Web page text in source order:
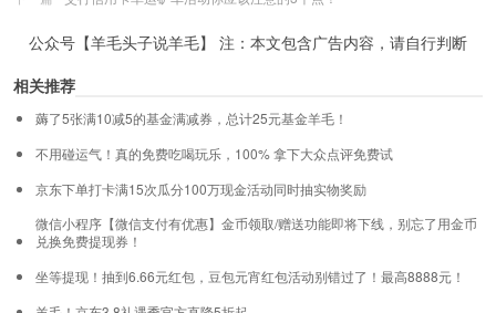
公众号【羊毛头子说羊毛】 注：本文包含广告内容，请自行判断
相关推荐
薅了5张满10减5的基金满减券，总计25元基金羊毛！
不用碰运气！真的免费吃喝玩乐，100% 拿下大众点评免费试
京东下单打卡满15次瓜分100万现金活动同时抽实物奖励
微信小程序【微信支付有优惠】金币领取/赠送功能即将下线，别忘了用金币
兑换免费提现券！
坐等提现！抽到6.66元红包，豆包元宵红包活动别错过了！最高8888元！